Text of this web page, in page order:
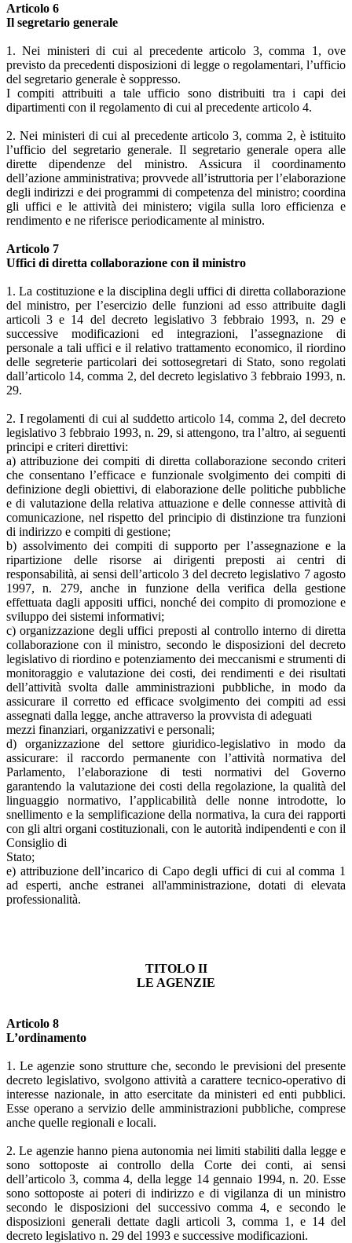
Articolo 6
Il segretario generale
1. Nei ministeri di cui al precedente articolo 3, comma 1, ove
previsto da precedenti disposizioni di legge o regolamentari, l’ufficio
del segretario generale è soppresso.
I compiti attribuiti a tale ufficio sono distribuiti tra i capi dei
dipartimenti con il regolamento di cui al precedente articolo 4.
2. Nei ministeri di cui al precedente articolo 3, comma 2, è istituito
l’ufficio del segretario generale. Il segretario generale opera alle
dirette dipendenze del ministro. Assicura il coordinamento
dell’azione amministrativa; provvede all’istruttoria per l’elaborazione
degli indirizzi e dei programmi di competenza del ministro; coordina
gli uffici e le attività dei ministero; vigila sulla loro efficienza e
rendimento e ne riferisce periodicamente al ministro.
Articolo 7
Uffici di diretta collaborazione con il ministro
1. La costituzione e la disciplina degli uffici di diretta collaborazione
del ministro, per l’esercizio delle funzioni ad esso attribuite dagli
articoli 3 e 14 del decreto legislativo 3 febbraio 1993, n. 29 e
successive modificazioni ed integrazioni, l’assegnazione di
personale a tali uffici e il relativo trattamento economico, il riordino
delle segreterie particolari dei sottosegretari di Stato, sono regolati
dall’articolo 14, comma 2, del decreto legislativo 3 febbraio 1993, n.
29.
2. I regolamenti di cui al suddetto articolo 14, comma 2, del decreto
legislativo 3 febbraio 1993, n. 29, si attengono, tra l’altro, ai seguenti
principi e criteri direttivi:
a) attribuzione dei compiti di diretta collaborazione secondo criteri
che consentano l’efficace e funzionale svolgimento dei compiti di
definizione degli obiettivi, di elaborazione delle politiche pubbliche
e di valutazione della relativa attuazione e delle connesse attività di
comunicazione, nel rispetto del principio di distinzione tra funzioni
di indirizzo e compiti di gestione;
b) assolvimento dei compiti di supporto per l’assegnazione e la
ripartizione delle risorse ai dirigenti preposti ai centri di
responsabilità, ai sensi dell’articolo 3 del decreto legislativo 7 agosto
1997, n. 279, anche in funzione della verifica della gestione
effettuata dagli appositi uffici, nonché dei compito di promozione e
sviluppo dei sistemi informativi;
c) organizzazione degli uffici preposti al controllo interno di diretta
collaborazione con il ministro, secondo le disposizioni del decreto
legislativo di riordino e potenziamento dei meccanismi e strumenti di
monitoraggio e valutazione dei costi, dei rendimenti e dei risultati
dell’attività svolta dalle amministrazioni pubbliche, in modo da
assicurare il corretto ed efficace svolgimento dei compiti ad essi
assegnati dalla legge, anche attraverso la provvista di adeguati
mezzi finanziari, organizzativi e personali;
d) organizzazione del settore giuridico-legislativo in modo da
assicurare: il raccordo permanente con l’attività normativa del
Parlamento, l’elaborazione di testi normativi del Governo
garantendo la valutazione dei costi della regolazione, la qualità del
linguaggio normativo, l’applicabilità delle nonne introdotte, lo
snellimento e la semplificazione della normativa, la cura dei rapporti
con gli altri organi costituzionali, con le autorità indipendenti e con il
Consiglio di
Stato;
e) attribuzione dell’incarico di Capo degli uffici di cui al comma 1
ad esperti, anche estranei all'amministrazione, dotati di elevata
professionalità.
TITOLO II
LE AGENZIE
Articolo 8
L’ordinamento
1. Le agenzie sono strutture che, secondo le previsioni del presente
decreto legislativo, svolgono attività a carattere tecnico-operativo di
interesse nazionale, in atto esercitate da ministeri ed enti pubblici.
Esse operano a servizio delle amministrazioni pubbliche, comprese
anche quelle regionali e locali.
2. Le agenzie hanno piena autonomia nei limiti stabiliti dalla legge e
sono sottoposte ai controllo della Corte dei conti, ai sensi
dell’articolo 3, comma 4, della legge 14 gennaio 1994, n. 20. Esse
sono sottoposte ai poteri di indirizzo e di vigilanza di un ministro
secondo le disposizioni del successivo comma 4, e secondo le
disposizioni generali dettate dagli articoli 3, comma 1, e 14 del
decreto legislativo n. 29 del 1993 e successive modificazioni.